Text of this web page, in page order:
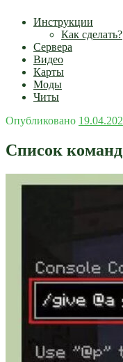
Инструкции
Как сделать?
Сервера
Видео
Карты
Моды
Читы
Опубликовано
Список